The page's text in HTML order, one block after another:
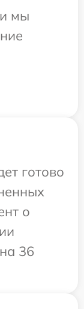
мы
готово
о
36